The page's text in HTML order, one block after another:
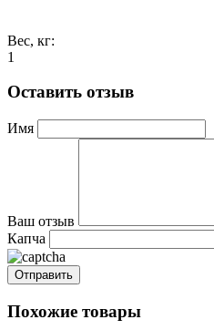
Вес, кг:
1
Оставить отзыв
Имя
Ваш отзыв
Капча
Похожие товары